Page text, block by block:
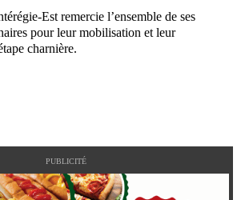
Est remercie l’ensemble de ses
pour leur mobilisation et leur
charnière.
PUBLICITÉ